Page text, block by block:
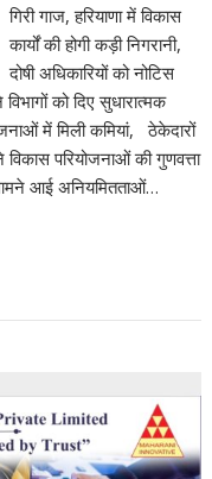
गिरी गाज, हरियाणा में विकास
कार्यों की होगी कड़ी निगरानी,
दोषी अधिकारियों को नोटिस
को दिए सुधारात्मक
में मिली कमियां, ठेकेदारों
परियोजनाओं की गुणवत्ता
आई अनियमितताओं…